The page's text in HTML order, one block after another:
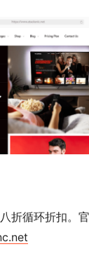
八折循环折扣。